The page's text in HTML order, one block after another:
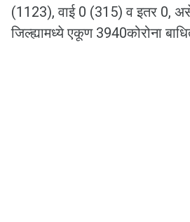
(1123), वाई 0 (315) व इतर 0,
जिल्ह्यामध्ये एकूण 3940कोरोना